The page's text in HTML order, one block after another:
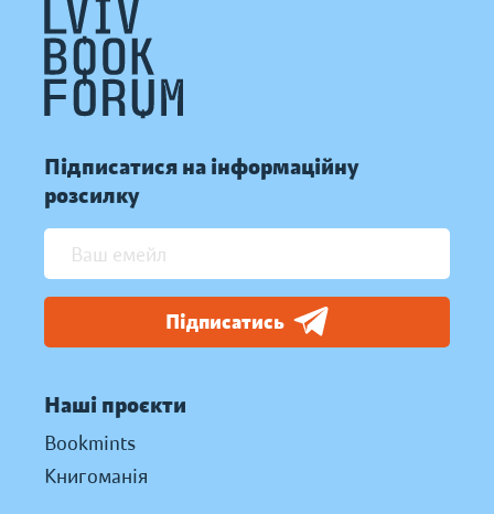
Підписатися на інформаційну
розсилку
Підписатись
Наші проєкти
Bookmints
Книгоманія